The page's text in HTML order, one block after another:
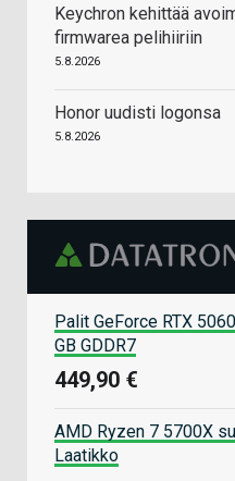
Keychron kehittää
firmwarea pelihiiriin
5.8.2026
Honor uudisti logonsa
5.8.2026
Palit GeForce RTX
GB GDDR7
449,90 €
AMD Ryzen 7 5700X
Laatikko